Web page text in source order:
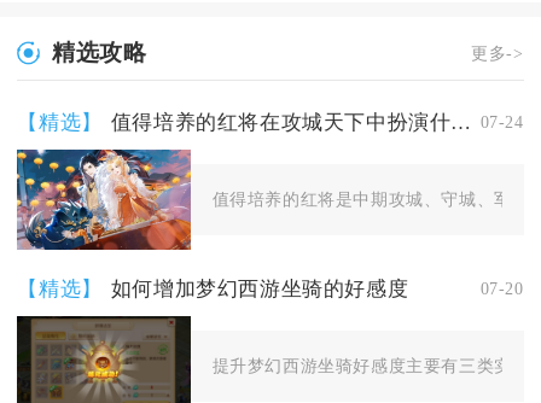
精选攻略 更多->
【精选】 值得培养的红将在攻城天下中扮演什么角色 07-24
值得培养的红将是中期攻城、守城、军团
【精选】 如何增加梦幻西游坐骑的好感度 07-20
提升梦幻西游坐骑好感度主要有三类实操